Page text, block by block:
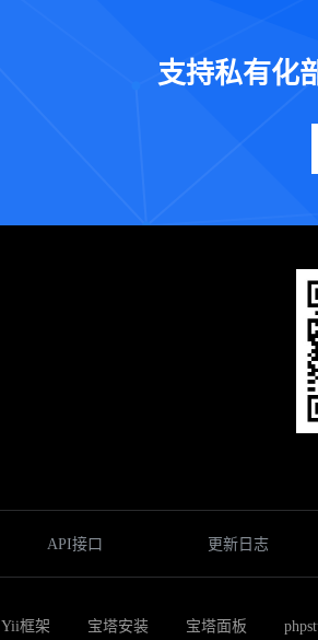
支持私有化
API接口 更新日志
Yii框架 宝塔安装 宝塔面板